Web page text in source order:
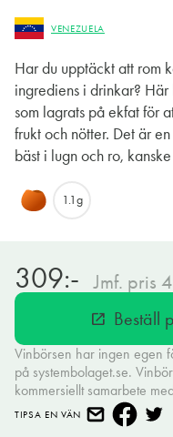
VENEZUELA
Har du upptäckt att rom
ingrediens i drinkar?
som lagrats på ekfat för
frukt och nötter. Det är
bäst i lugn och ro,
1.1g
309:- Jmf. pris
open_in_new Beställ
Vinbörsen har ingen egen
på systembolaget.se.
kommersiellt samarbete
TIPSA EN VÄN